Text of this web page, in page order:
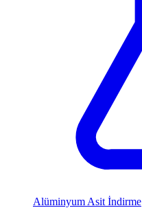
Alüminyum Asit İndirme